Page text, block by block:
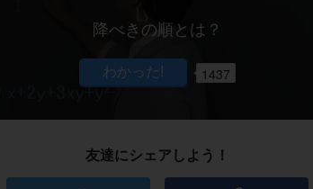
降べきの順とは？
1437
友達にシェアしよう！